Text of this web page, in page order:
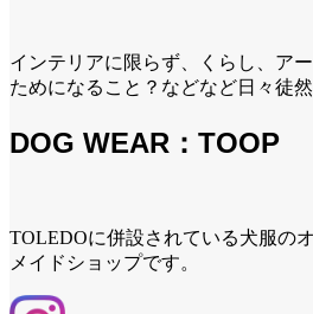
インテリアに限らず、くらし、ア
ためになること？などなど日々徒
DOG WEAR：TOOP
TOLEDOに併設されている犬服の
メイドショップです。